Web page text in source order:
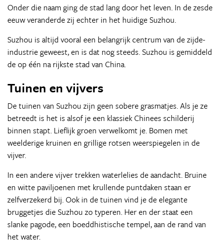
Onder die naam ging de stad lang door het leven. In de zesde
eeuw veranderde zij echter in het huidige Suzhou.
Suzhou is altijd vooral een belangrijk centrum van de zijde-
industrie geweest, en is dat nog steeds. Suzhou is gemiddeld
de op één na rijkste stad van China.
Tuinen en vijvers
De tuinen van Suzhou zijn geen sobere grasmatjes. Als je ze
betreedt is het is alsof je een klassiek Chinees schilderij
binnen stapt. Lieflijk groen verwelkomt je. Bomen met
weelderige kruinen en grillige rotsen weerspiegelen in de
vijver.
In een andere vijver trekken waterlelies de aandacht. Bruine
en witte paviljoenen met krullende puntdaken staan er
zelfverzekerd bij. Ook in de tuinen vind je de elegante
bruggetjes die Suzhou zo typeren. Her en der staat een
slanke pagode, een boeddhistische tempel, aan de rand van
het water.